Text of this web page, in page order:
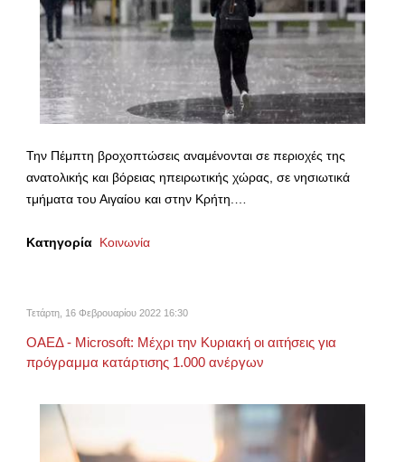
Την Πέμπτη βροχοπτώσεις αναμένονται σε περιοχές της
ανατολικής και βόρειας ηπειρωτικής χώρας, σε νησιωτικά
τμήματα του Αιγαίου και στην Κρήτη.…
Κατηγορία Κοινωνία
Τετάρτη, 16 Φεβρουαρίου 2022 16:30
ΟΑΕΔ - Microsoft: Μέχρι την Κυριακή οι αιτήσεις για
πρόγραμμα κατάρτισης 1.000 ανέργων